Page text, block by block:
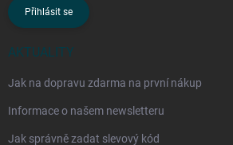
Přihlásit se
AKTUALITY
Jak na dopravu zdarma na první nákup
Informace o našem newsletteru
Jak správně zadat slevový kód